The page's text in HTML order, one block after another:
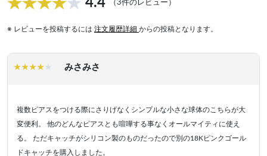
4.4 （3件のレビュー）
※ レビューを投稿するには 注文履歴詳細 からの投稿となります。
みさみさ
複数ピアスをつける際にさりげなくシンプルな小さな球体のこちらが大
変便利。 他のどんなピアスとも喧嘩する事なくオールマイティに使え
る。 ただキャッチがシリコン製のものだったので別の18Kピンクゴール
ドキャッチを購入しました。